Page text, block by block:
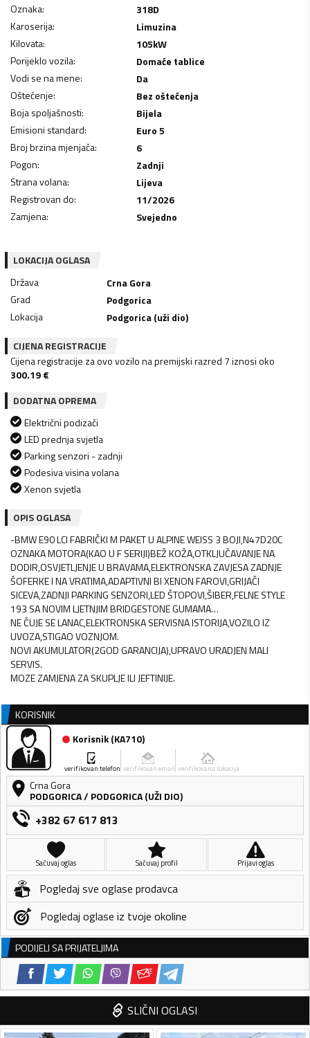
Oznaka:
318D
Karoserija:
Limuzina
Kilovata: 105kW
Porijeklo vozila:
Domaće tablice
Vodi se na mene:
Da
Oštećenje:
Bez oštećenja
Boja spoljašnosti:
Bijela
Emisioni standard:
Euro 5
Broj brzina mjenjača:
6
Pogon:
Zadnji
Strana volana:
Lijeva
Registrovan do:
11/2026
Zamjena: Svejedno
LOKACIJA OGLASA
Država
Crna Gora
Grad
Podgorica
Lokacija
Podgorica (uži dio)
CIJENA REGISTRACIJE
Cijena registracije za ovo vozilo na premijski razred 7 iznosi oko
300.19€
DODATNA OPREMA
Električni podizači
LED prednja svjetla
Parking senzori - zadnji
Podesiva visina volana
Xenon svjetla
OPIS OGLASA
-BMW E90 LCI FABRIČKI M PAKET U ALPINE WEISS 3 BOJI,N47D20C
OZNAKA MOTORA(KAO U F SERIJI)BEŽ KOŽA,OTKLJUČAVANJE NA
DODIR,OSVJETLJENJE U BRAVAMA,ELEKTRONSKA ZAVJESA ZADNJE
ŠOFERKE I NA VRATIMA,ADAPTIVNI BI XENON FAROVI,GRIJAČI
SICEVA,ZADNJI PARKING SENZORI,LED ŠTOPOVI,ŠIBER,FELNE STYLE
193 SA NOVIM LJETNJIM BRIDGESTONE GUMAMA…
NE ČUJE SE LANAC,ELEKTRONSKA SERVISNA ISTORIJA,VOZILO IZ
UVOZA,STIGAO VOZNJOM.
NOVI AKUMULATOR(2GOD GARANCIJA),UPRAVO URADJEN MALI
SERVIS.
KORISNIK
Korisnik(KA710)
verifikovan telefon verifikovan email verifikovana lokacija
Crna Gora
PODGORICA/ PODGORICA (UŽI DIO)
+382 67 617 813
Sačuvaj oglas Sačuvaj profil Prijavi oglas
Pogledaj sve oglase prodavca
Pogledaj oglase iz tvoje okoline
PODIJELI SA PRIJATELJIMA
SLIČNI OGLASI